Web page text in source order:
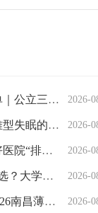
2026-
立实力派汇总
2026-
院郭春荣主任指导
2026-
治疗好的医院
2026-
攻略解析
2026-
晶体选择指南